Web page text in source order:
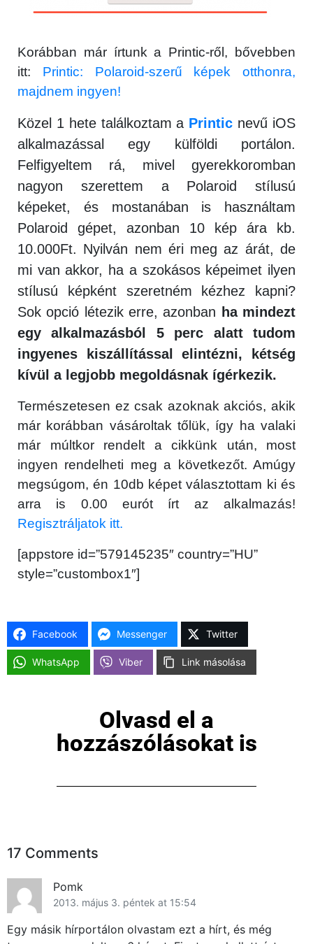
Korábban már írtunk a Printic-ről, bővebben
itt: Printic: Polaroid-szerű képek otthonra,
majdnem ingyen!
Közel 1 hete találkoztam a Printic nevű iOS
alkalmazással egy külföldi portálon.
Felfigyeltem rá, mivel gyerekkoromban
nagyon szerettem a Polaroid stílusú
képeket, és mostanában is használtam
Polaroid gépet, azonban 10 kép ára kb.
10.000Ft. Nyilván nem éri meg az árát, de
mi van akkor, ha a szokásos képeimet ilyen
stílusú képként szeretném kézhez kapni?
Sok opció létezik erre, azonban ha mindezt
egy alkalmazásból 5 perc alatt tudom
ingyenes kiszállítással elintézni, kétség
kívül a legjobb megoldásnak ígérkezik.
Természetesen ez csak azoknak akciós, akik
már korábban vásároltak tőlük, így ha valaki
már múltkor rendelt a cikkünk után, most
ingyen rendelheti meg a következőt. Amúgy
megsúgom, én 10db képet választottam ki és
arra is 0.00 eurót írt az alkalmazás!
Regisztráljatok itt.
[appstore id=”579145235″ country=”HU”
style=”custombox1″]
Facebook Messenger Twitter
WhatsApp Viber Link másolása
Olvasd el a
hozzászólásokat is
17 Comments
Pomk
2013. május 3. péntek at 15:54
Egy másik hírportálon olvastam ezt a hírt, és még